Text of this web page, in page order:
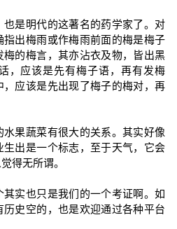
是明代的这著名的药学家了。对
出梅雨或作梅雨前面的梅是梅子
的梅言，其亦沾衣及物，皆出黑
，应该是先有梅子语，再有发梅
应该是先出现了梅子的梅对，再
果蔬菜有很大的关系。其实好像
出是一个标志，至于天气，它会
得无所谓。
实也只是我们的一个考证啊。如
史空的，也是欢迎通过各种平台